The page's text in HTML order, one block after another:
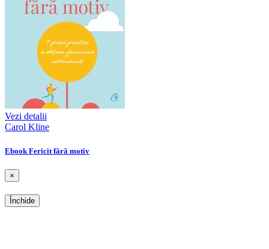
Vezi detalii
Carol Kline
Ebook Fericit fără motiv
×
Închide